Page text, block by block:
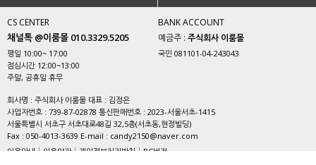
CS CENTER
채널톡 @이룸몰 010.3329.5205
평일 10:00~ 17:00
점심시간 12:00~13:00
주말, 공휴일 휴무
BANK ACCOUNT
예금주 : 주식회사 이룸몰
국민 081101-04-243043
회사명 : 주식회사 이룸몰 대표 : 김정은
사업자번호 : 739-87-02878 통신판매번호 : 2023-서울서초-1415
서울특별시 서초구 서초대로48길 32,5층(서초동,현정빌딩)
Fax : 050-4013-3639 E-mail : candy2150@naver.com
이용안내
이용약관 개인정보처리방침 PC버전